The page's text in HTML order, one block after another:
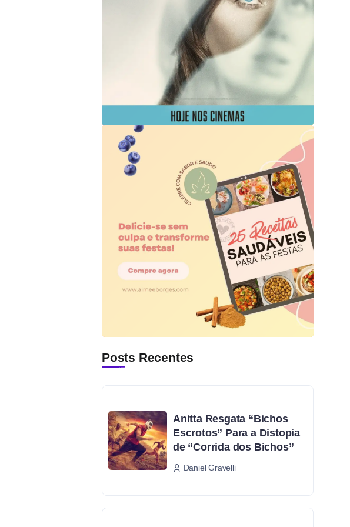
Posts Recentes
Anitta Resgata “Bichos
Escrotos” Para a Distopia
de “Corrida dos Bichos”
Daniel Gravelli